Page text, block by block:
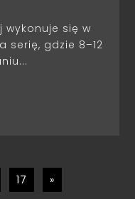
wykonuje się w
serię, gdzie 8–12
17 »